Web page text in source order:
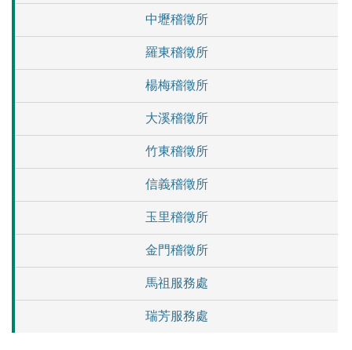
中壢稽徵所
羅東稽徵所
楊梅稽徵所
大溪稽徵所
竹東稽徵所
信義稽徵所
玉里稽徵所
金門稽徵所
馬祖服務處
瑞芳服務處